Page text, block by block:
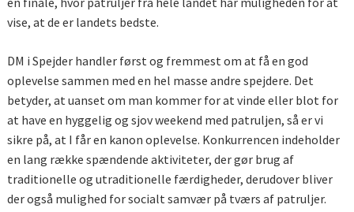
vise, at de er landets bedste.
DM i Spejder handler først og fremmest om at få en god
oplevelse sammen med en hel masse andre spejdere. Det
betyder, at uanset om man kommer for at vinde eller blot for
at have en hyggelig og sjov weekend med patruljen, så er vi
sikre på, at I får en kanon oplevelse. Konkurrencen indeholder
en lang række spændende aktiviteter, der gør brug af
traditionelle og utraditionelle færdigheder, derudover bliver
der også mulighed for socialt samvær på tværs af patruljer.